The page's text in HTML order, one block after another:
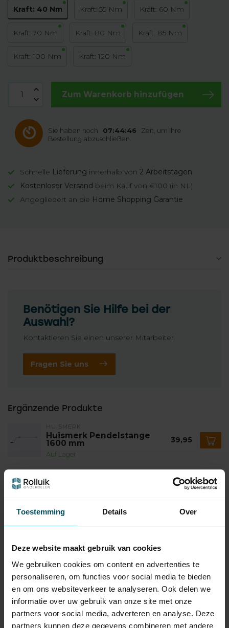
Toestemming Details Over
Deze website maakt gebruik van cookies
We gebruiken cookies om content en advertenties te
personaliseren, om functies voor social media te bieden
en om ons websiteverkeer te analyseren. Ook delen we
informatie over uw gebruik van onze site met onze
partners voor social media, adverteren en analyse. Deze
partners kunnen deze gegevens combineren met andere
Kraft: 40 Nm Kraft: 55 Nm Kraft: 60 Nm
Kraft: 70 Nm Kraft: 80 Nm Kraft: 85 Nm
Kraft: 100 Nm Kraft: 120 Nm
Zum Warenkorb hinzufügen
Sie haben noch 07:44:46
Zeit, um Ihre
Bestellung abzuschließen.
Schnelle Lieferung innerhalb von 2 Arbeitstagen
Kostenloser Versand beim Kauf von €100 (in NL)
Angegliedert an die Home Shopping Garantie
Produktbeschreibung
Benötigen Sie Hilfe bei der
Auswahl?
Kontaktieren Sie einen unserer Mitarbeiter
Fragen Sie uns
Ergänzende Produkte
HUISMERK
Huismerk Pendelstange
1600 mm
Auf Lager
39,95
HUISMERK
Huismerk Pendelstange
Auf Lager
Simu Motorlager-Satz für
Simu T5 und T6 DMI
Auf Lager
SIMU
Simu 6-seitige 7 mm
Achse/Welle mit Öse für
Nothandbedienung Simu T5
& T6 DMI
19,95